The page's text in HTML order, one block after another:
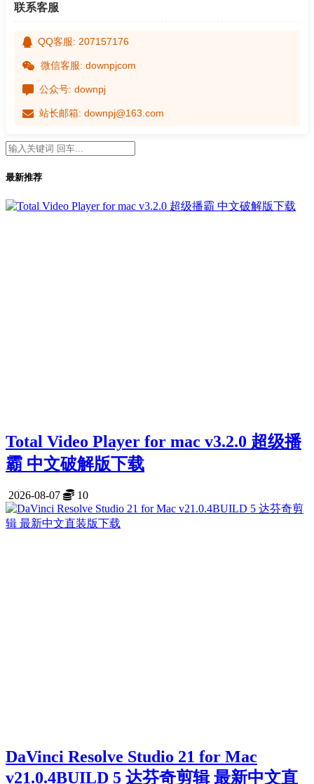
联系客服
QQ客服: 207157176
微信客服: downpjcom
公众号: downpj
站长邮箱: downpj@163.com
最新推荐
Total Video Player for mac v3.2.0 超级播
霸 中文破解版下载
2026-08-07 10
DaVinci Resolve Studio 21 for Mac
v21.0.4BUILD 5 达芬奇剪辑 最新中文直